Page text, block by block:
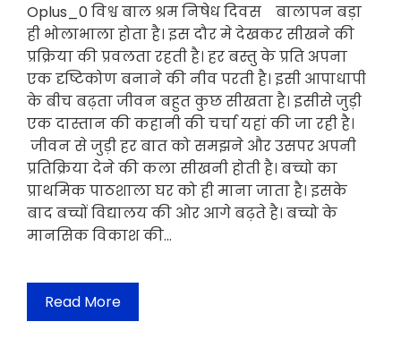
Oplus_0 विश्व बाल श्रम निषेध दिवस बालापन बड़ा
ही भोलाभाला होता है। इस दौर मे देखकर सीखने की
प्रक्रिया की प्रवलता रहती है। हर बस्तु के प्रति अपना
एक दृष्टिकोण बनाने की नीव परती है। इसी आपाधापी
के बीच बढ़ता जीवन बहुत कुछ सीखता है। इसीसे जुड़ी
एक दास्तान की कहानी की चर्चा यहां की जा रही है।
जीवन से जुड़ी हर बात को समझने और उसपर अपनी
प्रतिक्रिया देने की कला सीखनी होती है। बच्चो का
प्राथमिक पाठशाला घर को ही माना जाता है। इसके
बाद बच्चों विद्यालय की ओर आगे बढ़ते है। बच्चो के
मानसिक विकाश की…
Read More